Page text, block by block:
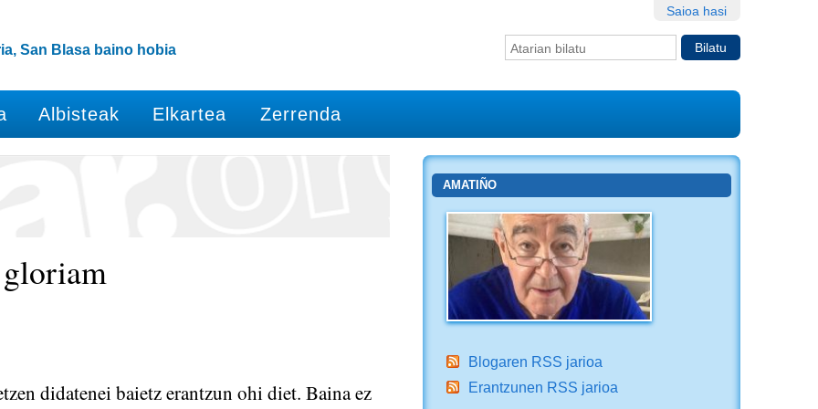
Saioa hasi
Bilatu atarian
San Blasa baino hobia
Albisteak Elkartea Zerrenda
didatenei baietz erantzun ohi diet. Baina ez
AMATIÑO
Blogaren RSS jarioa
Erantzunen RSS jarioa